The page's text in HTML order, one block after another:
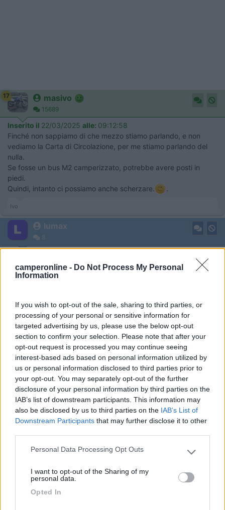
camperonline - Do Not Process My Personal
Information
If you wish to opt-out of the sale, sharing to third parties, or
processing of your personal or sensitive information for
targeted advertising by us, please use the below opt-out
section to confirm your selection. Please note that after your
opt-out request is processed you may continue seeing
interest-based ads based on personal information utilized by
us or personal information disclosed to third parties prior to
your opt-out. You may separately opt-out of the further
disclosure of your personal information by third parties on the
IAB’s list of downstream participants. This information may
also be disclosed by us to third parties on the IAB’s List of
Downstream Participants that may further disclose it to other
Please note that this website/app uses one or more Google
not limited to your visit or usage behaviour. You may click to
use your data for below specified purposes in below Google
Personal Data Processing Opt Outs
I want to opt-out of the Sharing of my
personal data.
Opted In
17 masivo
15689
Inserito il 22/03/2025 alle: 09:12:58
Finché non sappiamo di che mezzo stiamo parlando, e non
vediamo la Carta di Circolazione, per me stiamo parlando del
nulla.
Se fosse un bus M2 camperizzato, potrebbe avere posti in
piedi.
Quindi, intanto ci possiamo anche scherzare.
.
Ivo
lumax
8
In risposta al messaggio digianninotopodel21/03/2025alle 21:05:48
un bel risparmio di spazio ! mia moglie apprezzerebbe molto questa
possibilità, non sta mai ferma!
si esatto. S2 2
lumax
Inserito il22/03/2025 alle:15:01:54
esatto... ahahaah
lumax
8
Facci capire bene, hai un numero alla voce S2, posti in piedi? Se non hai
nessun numero, è normale voce esistente sulle CDC.